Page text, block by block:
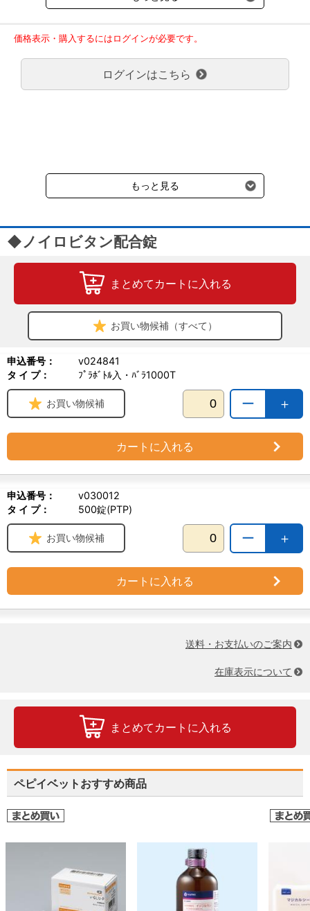
回のご注文金額（税込）が、30,000円以上で配送無料となります。
ご了承のほどよろしくお願い致します。
弊社都合でお届けが２回以上に分かれる場合の送料負担は、１回分
のみで新たな送料は発生しません。
大型商品送料が必要な商品をご注文の場合は、大型商品送料のみご
負担頂きます。
受けます。
価格表示・購入するにはログインが必要です。
ログインはこちら
もっと見る
◆ノイロビタン配合錠
まとめてカートに入れる
お買い物候補（すべて）
申込番号：
v024841
タ イ プ：
ﾌﾟﾗﾎﾞﾄﾙ入・ﾊﾞﾗ1000T
＋
ー
お買い物候補
カートに入れる
申込番号：
v030012
タ イ プ：
500錠(PTP)
＋
ー
お買い物候補
カートに入れる
送料・お支払いのご案内
在庫表示について
まとめてカートに入れる
ペピイベットおすすめ商品